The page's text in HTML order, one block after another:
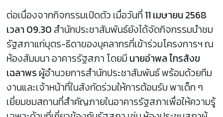
ต่อเนื่องจากกิจกรรมเปิดตัว เมื่อวันที่ 11 เมษายน 2568
เวลา 09.30 สำนักประชาสัมพันธ์ยังได้จัดกิจกรรมนำชม
รัฐสภาแก่บุตร-ธิดาของบุคลากรที่เข้าร่วมโครงการฯ ณ
ห้องสัมมนา อาคารรัฐสภา โดยมี นายอำพล ไทรสังข
เฉลาพร ผู้อำนวยการสำนักประชาสัมพันธ์ พร้อมด้วยทีม
งานและเจ้าหน้าที่ในสังกัดร่วมให้การต้อนรับ พาเด็ก ๆ
เยี่ยมชมสถานที่สำคัญภายในอาคารรัฐสภาเพื่อให้ความรู้